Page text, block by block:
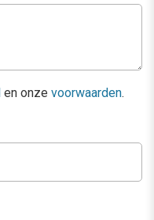
en onze voorwaarden.